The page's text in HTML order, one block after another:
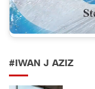
#IWAN J AZIZ